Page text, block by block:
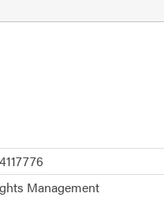
Management